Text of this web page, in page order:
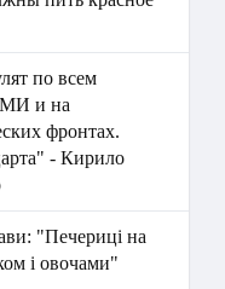
по всем
и на
фронтах.
- Кирило
"Печериці на
і овочами"